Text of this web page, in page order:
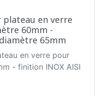
en verre
60mm -
65mm
en verre pour
- finition INOX AISI